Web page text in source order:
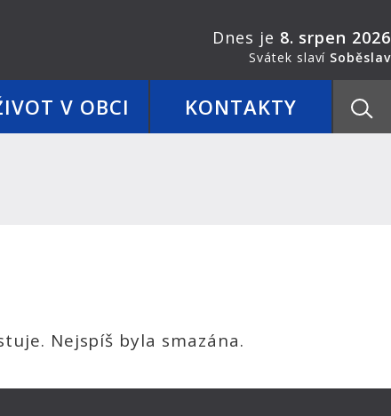
V OBCI KONTAKTY
Dnes je 8. srpen 2026
Svátek slaví Soběslav
Nejspíš byla smazána.